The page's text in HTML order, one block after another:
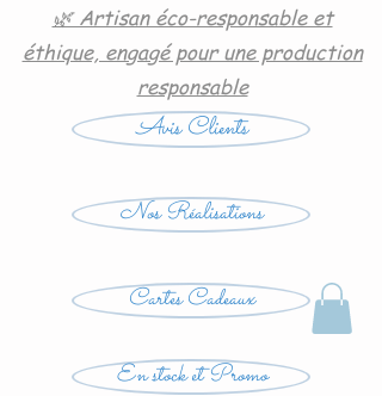
🌿 Artisan éco-responsable et
éthique, engagé pour une production
responsable
Avis Clients
Nos Réalisations
Cartes Cadeaux
En stock et Promo